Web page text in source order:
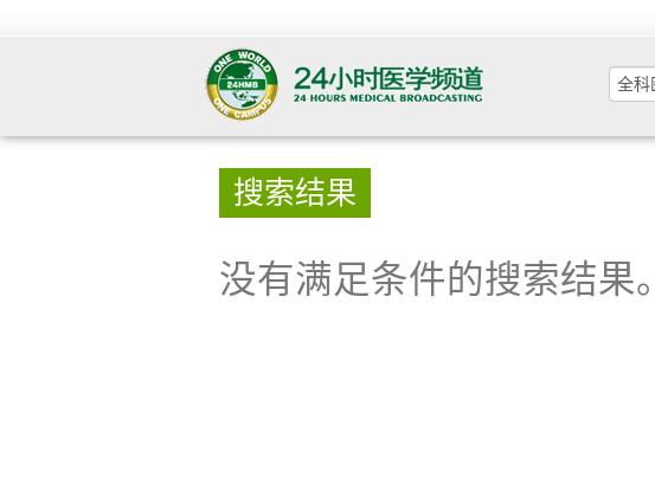
搜索结果
没有满足条件的搜索结果。